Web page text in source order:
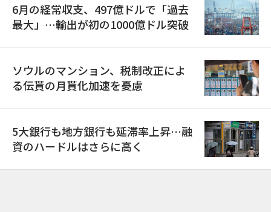
6月の経常収支、497億ドルで「過去
最大」…輸出が初の1000億ドル突破
ソウルのマンション、税制改正によ
る伝貰の月貰化加速を憂慮
5大銀行も地方銀行も延滞率上昇…融
資のハードルはさらに高く